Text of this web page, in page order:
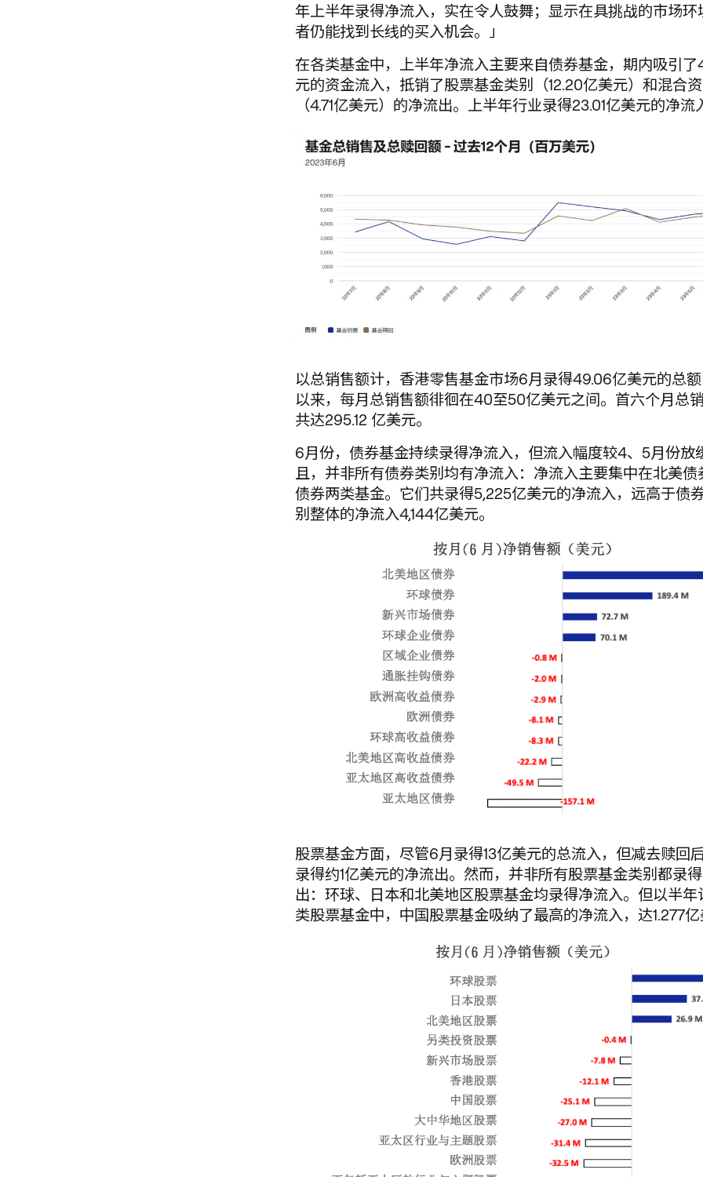
年上半年录得净流入，实在令人鼓舞；显示在具挑战的市场环
者仍能找到长线的买入机会。」
在各类基金中，上半年净流入主要来自债券基金，期内吸引了
元的资金流入，抵销了股票基金类别（12.20亿美元）和混合
（4.71亿美元）的净流出。上半年行业录得23.01亿美元的净流
以总销售额计，香港零售基金市场6月录得49.06亿美元的总
以来，每月总销售额徘徊在40至50亿美元之间。首六个月总
共达295.12 亿美元。
6月份，债券基金持续录得净流入，但流入幅度较4、5月份放
且，并非所有债券类别均有净流入：净流入主要集中在北美债
债券两类基金。它们共录得5,225亿美元的净流入，远高于债
别整体的净流入4,144亿美元。
股票基金方面，尽管6月录得13亿美元的总流入，但减去赎回
录得约1亿美元的净流出。然而，并非所有股票基金类别都录
出：环球、日本和北美地区股票基金均录得净流入。但以半年
类股票基金中，中国股票基金吸纳了最高的净流入，达1.277